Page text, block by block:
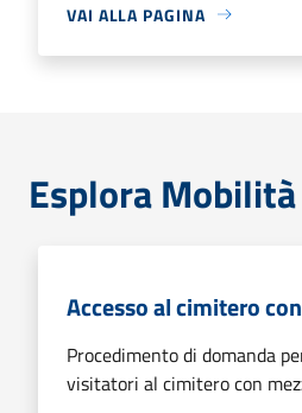
VAI ALLA PAGINA
Esplora
Accesso al cimitero
Procedimento di domanda
visitatori al cimitero con